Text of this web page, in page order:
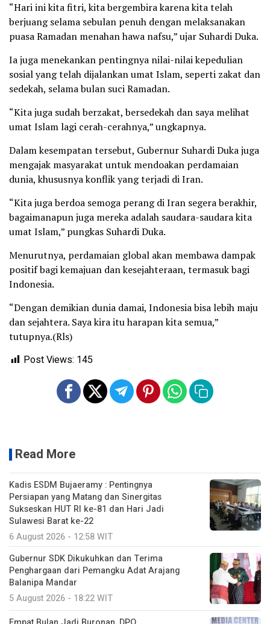
“Hari ini kita fitri, kita bergembira karena kita telah
berjuang selama sebulan penuh dengan melaksanakan
puasa Ramadan menahan hawa nafsu,” ujar Suhardi Duka.
Ia juga menekankan pentingnya nilai-nilai kepedulian
sosial yang telah dijalankan umat Islam, seperti zakat dan
sedekah, selama bulan suci Ramadan.
“Kita juga sudah berzakat, bersedekah dan saya melihat
umat Islam lagi cerah-cerahnya,” ungkapnya.
Dalam kesempatan tersebut, Gubernur Suhardi Duka juga
mengajak masyarakat untuk mendoakan perdamaian
dunia, khususnya konflik yang terjadi di Iran.
“Kita juga berdoa semoga perang di Iran segera berakhir,
bagaimanapun juga mereka adalah saudara-saudara kita
umat Islam,” pungkas Suhardi Duka.
Menurutnya, perdamaian global akan membawa dampak
positif bagi kemajuan dan kesejahteraan, termasuk bagi
Indonesia.
“Dengan demikian dunia damai, Indonesia bisa lebih maju
dan sejahtera. Saya kira itu harapan kita semua,”
tutupnya.(Rls)
Post Views: 145
Read More
Kadis ESDM Bujaeramy : Pentingnya
Persiapan yang Matang dan Sinergitas
Sukseskan HUT RI ke-81 dan Hari Jadi
Sulawesi Barat ke-22
6 August 2026 - 12:58 WIT
Gubernur SDK Dikukuhkan dan Terima
Penghargaan dari Pemangku Adat Arajang
Balanipa Mandar
5 August 2026 - 18:22 WIT